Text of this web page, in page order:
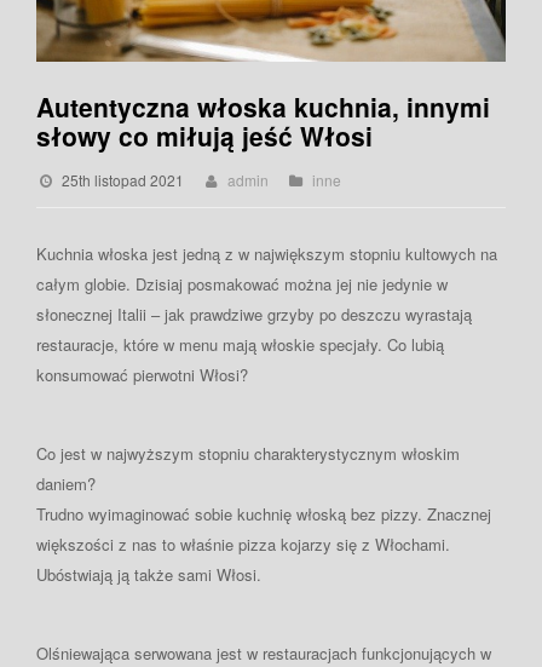
Autentyczna włoska kuchnia, innymi
słowy co miłują jeść Włosi
25th listopad 2021 admin inne
Kuchnia włoska jest jedną z w największym stopniu kultowych na
całym globie. Dzisiaj posmakować można jej nie jedynie w
słonecznej Italii – jak prawdziwe grzyby po deszczu wyrastają
restauracje, które w menu mają włoskie specjały. Co lubią
konsumować pierwotni Włosi?
Co jest w najwyższym stopniu charakterystycznym włoskim
daniem?
Trudno wyimaginować sobie kuchnię włoską bez pizzy. Znacznej
większości z nas to właśnie pizza kojarzy się z Włochami.
Ubóstwiają ją także sami Włosi.
Olśniewająca serwowana jest w restauracjach funkcjonujących w